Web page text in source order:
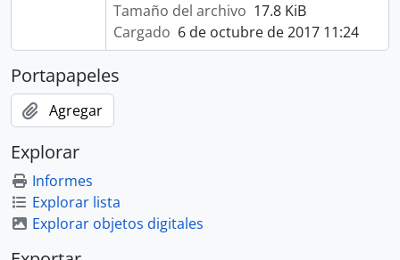
Tamaño del archivo 17.8 KiB
Cargado 6 de octubre de 2017 11:24
Portapapeles
Agregar
Explorar
Informes
Explorar lista
Explorar objetos digitales